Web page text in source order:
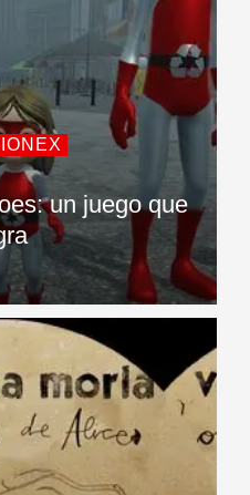
un juego que